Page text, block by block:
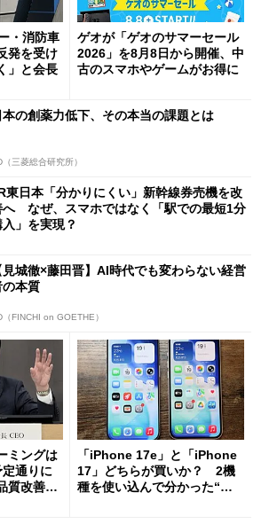
・消防車
発を受け
」と会長
ゲオが「ゲオのサマーセール
2026」を8月8日から開催、中
古のスマホやゲームがお得に
本の創薬力低下、その本当の課題とは
（三菱総合研究所）
東日本「分かりにくい」新幹線券売機を改
へ なぜ、スマホではなく「駅での最短1分
入」を実現？
見城徹×藤田晋】AI時代でも変わらない経営
の本質
（FINCHI on GOETHE）
ミングは
定通りに
質改善」
「iPhone 17e」と「iPhone
17」どちらが買いか？ 2機
種を使い込んで分かった“ス